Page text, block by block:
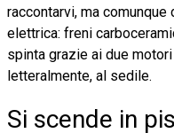
raccontarvi, ma
elettrica: freni
spinta grazie ai due
letteralmente, al sedile.
Si scende in